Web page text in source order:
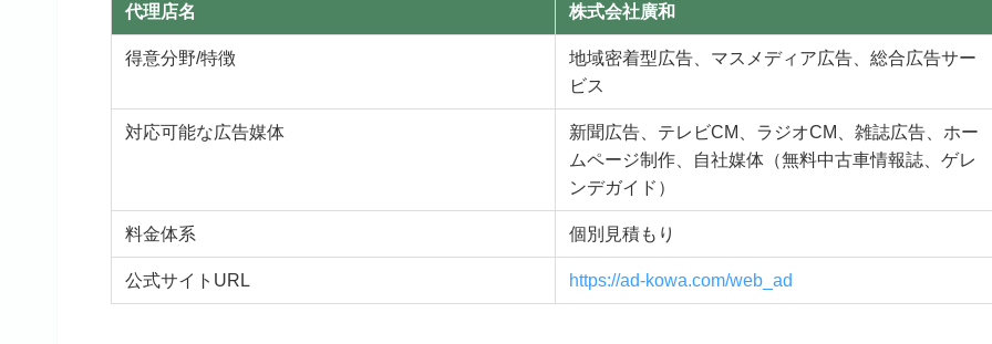
代理店名 株式会社廣和
得意分野/特徴
地域密着型広告、マスメディア広告、総合広告サー
ビス
対応可能な広告媒体
新聞広告、テレビCM、ラジオCM、雑誌広告、ホー
ムページ制作、自社媒体（無料中古車情報誌、ゲレ
ンデガイド）
料金体系 個別見積もり
公式サイトURL https://ad-kowa.com/web_ad